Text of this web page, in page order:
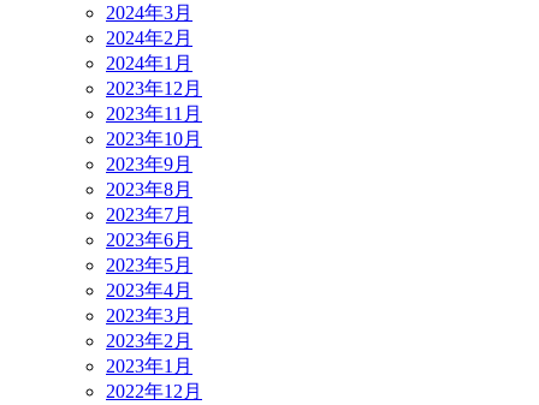
2024年3月
2024年2月
2024年1月
2023年12月
2023年11月
2023年10月
2023年9月
2023年8月
2023年7月
2023年6月
2023年5月
2023年4月
2023年3月
2023年2月
2023年1月
2022年12月